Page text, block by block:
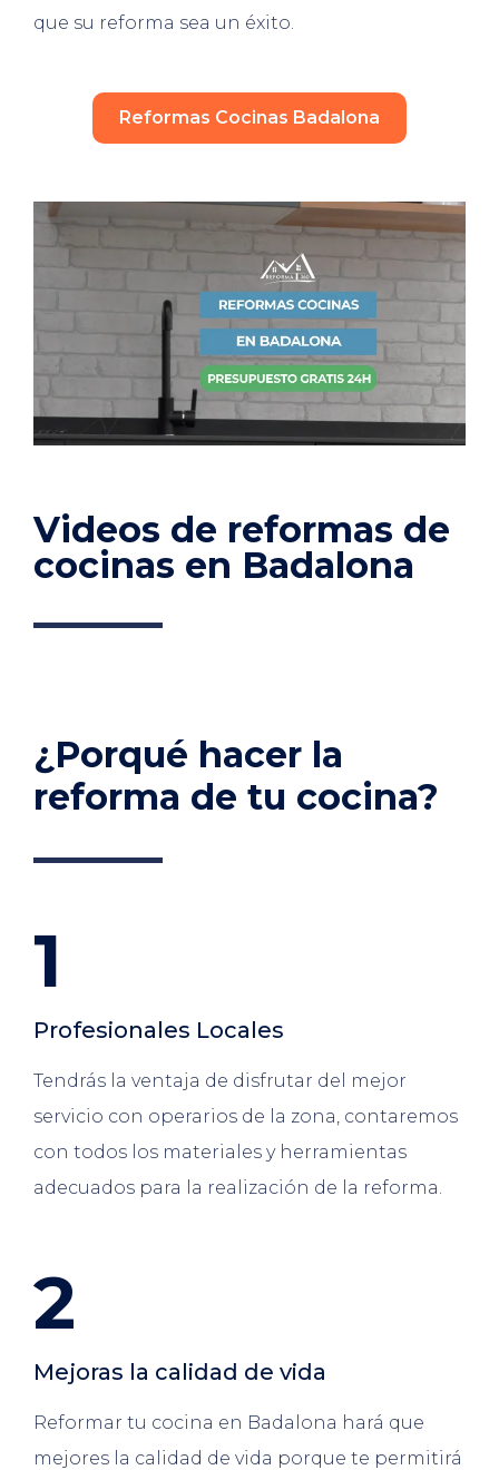
que su reforma sea un éxito.
Reformas Cocinas Badalona
Videos de reformas de
cocinas en Badalona
¿Porqué hacer la
reforma de tu cocina?
1
Profesionales Locales
Tendrás la ventaja de disfrutar del mejor
servicio con operarios de la zona, contaremos
con todos los materiales y herramientas
adecuados para la realización de la reforma.
2
Mejoras la calidad de vida
Reformar tu cocina en Badalona hará que
mejores la calidad de vida porque te permitirá